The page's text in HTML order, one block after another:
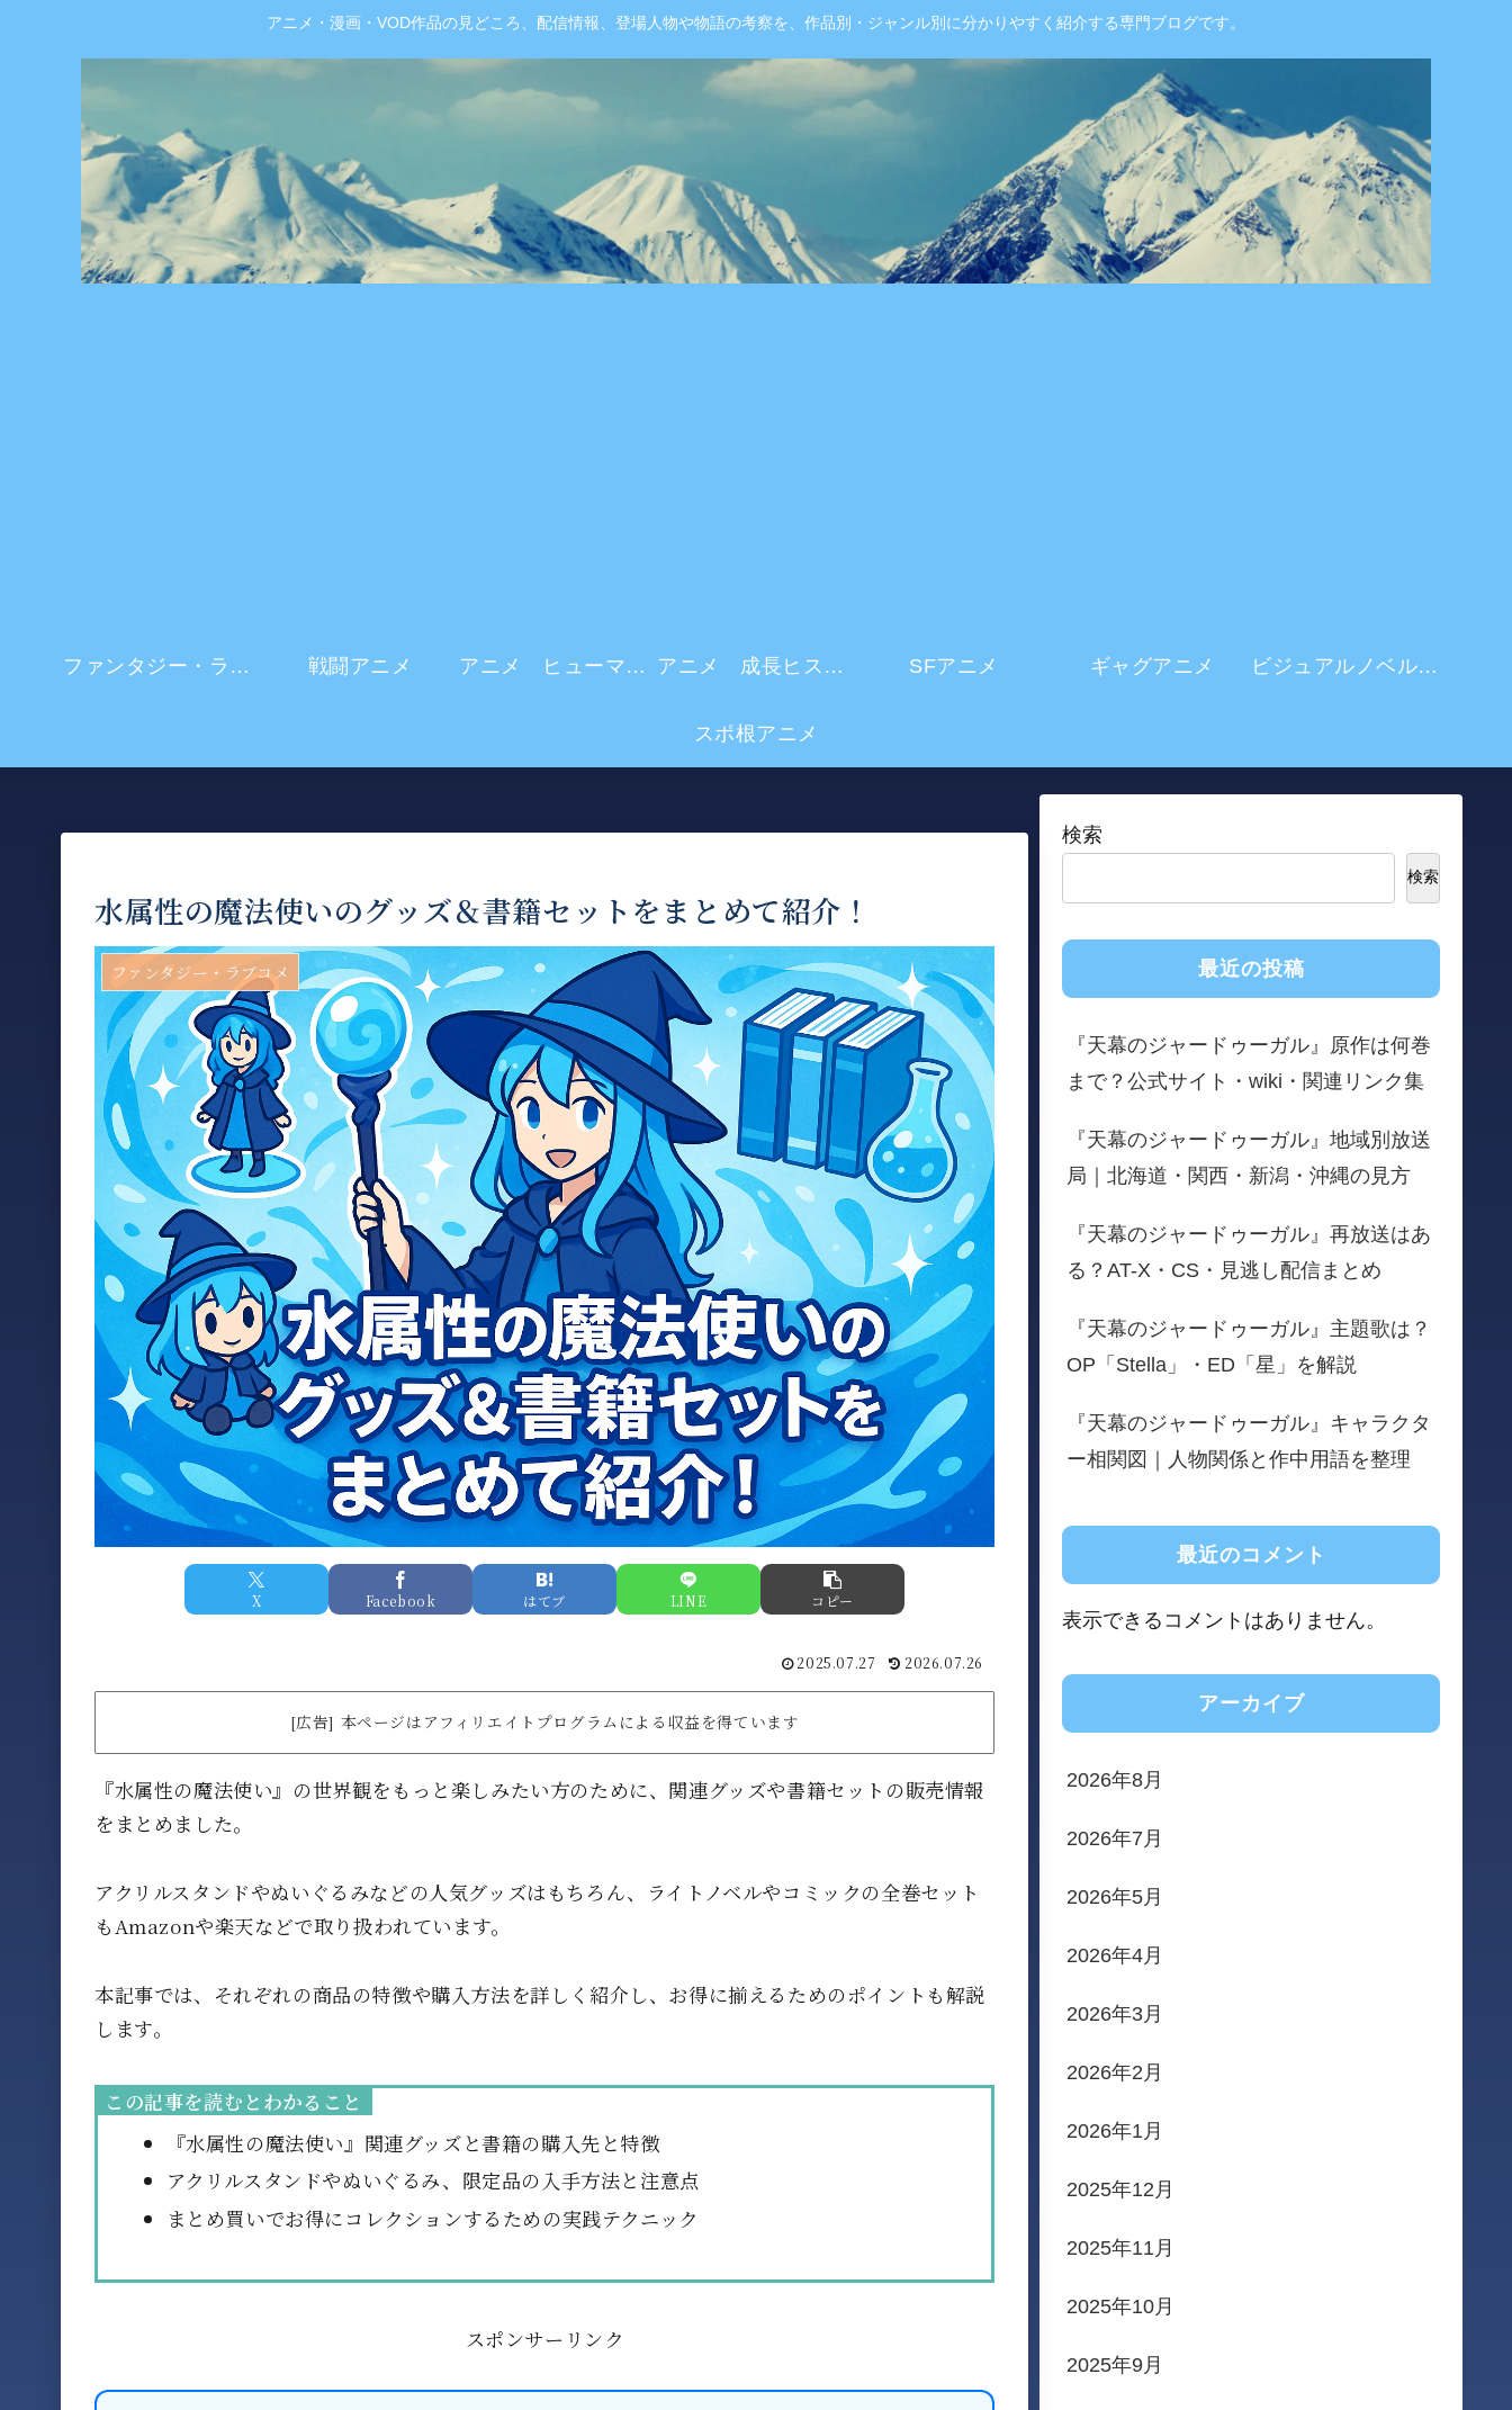
アニメ・漫画・VOD作品の見どころ、配信情報、登場人物や物語の考察を、作品別・ジャンル別に分かりやすく紹介する専門ブログです。
ファンタジー・ラブコメ 戦闘アニメ アニメ ヒューマンドラマ アニメ 成長ヒストリー SFアニメ ギャグアニメ ビジュアルノベル系 アニメ
スポ根アニメ
水属性の魔法使いのグッズ＆書籍セットをまとめて紹介！
ファンタジー・ラブコメ
X Facebook はてブ LINE コピー
2025.07.27 2026.07.26
[広告] 本ページはアフィリエイトプログラムによる収益を得ています
『水属性の魔法使い』の世界観をもっと楽しみたい方のために、関連グッズや書籍セットの販売情報
をまとめました。
アクリルスタンドやぬいぐるみなどの人気グッズはもちろん、ライトノベルやコミックの全巻セット
もAmazonや楽天などで取り扱われています。
本記事では、それぞれの商品の特徴や購入方法を詳しく紹介し、お得に揃えるためのポイントも解説
します。
この記事を読むとわかること
『水属性の魔法使い』関連グッズと書籍の購入先と特徴
アクリルスタンドやぬいぐるみ、限定品の入手方法と注意点
まとめ買いでお得にコレクションするための実践テクニック
スポンサーリンク
検索
検索
最近の投稿
『天幕のジャードゥーガル』原作は何巻
まで？公式サイト・wiki・関連リンク集
『天幕のジャードゥーガル』地域別放送
局｜北海道・関西・新潟・沖縄の見方
『天幕のジャードゥーガル』再放送はあ
る？AT-X・CS・見逃し配信まとめ
『天幕のジャードゥーガル』主題歌は？
OP「Stella」・ED「星」を解説
『天幕のジャードゥーガル』キャラクタ
ー相関図｜人物関係と作中用語を整理
最近のコメント
表示できるコメントはありません。
アーカイブ
2026年8月
2026年7月
2026年5月
2026年4月
2026年3月
2026年2月
2026年1月
2025年12月
2025年11月
2025年10月
2025年9月